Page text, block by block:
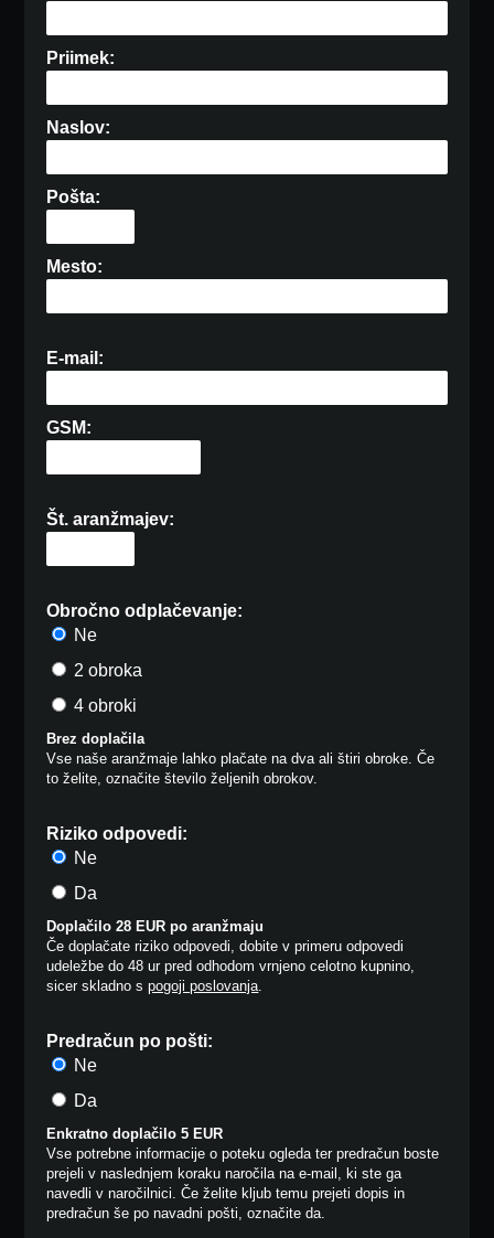
Priimek:
Naslov:
Pošta:
Mesto:
E-mail:
GSM:
Št. aranžmajev:
Obročno odplačevanje:
Ne
2 obroka
4 obroki
Brez doplačila
Vse naše aranžmaje lahko plačate na dva ali štiri obroke. Če
to želite, označite število željenih obrokov.
Riziko odpovedi:
Ne
Da
Doplačilo 28 EUR po aranžmaju
Če doplačate riziko odpovedi, dobite v primeru odpovedi
udeležbe do 48 ur pred odhodom vrnjeno celotno kupnino,
sicer skladno spogoji poslovanja.
Predračun po pošti:
Ne
Da
Enkratno doplačilo 5 EUR
Vse potrebne informacije o poteku ogleda ter predračun boste
prejeli v naslednjem koraku naročila na e-mail, ki ste ga
navedli v naročilnici. Če želite kljub temu prejeti dopis in
predračun še po navadni pošti, označite da.